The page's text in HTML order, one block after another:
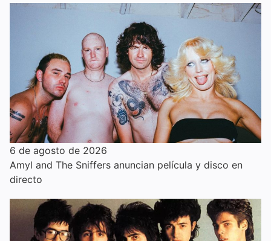
6 de agosto de 2026
Amyl and The Sniffers anuncian película y disco en
directo